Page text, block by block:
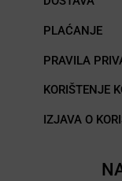
PLAĆANJE
PRAVILA
KORIŠTENJE
IZJAVA O